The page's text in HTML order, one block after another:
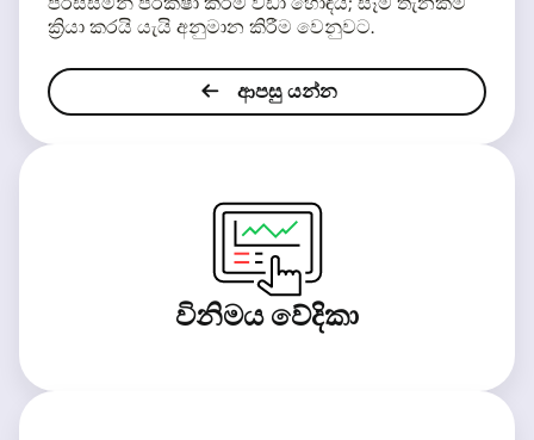
ක්‍රියා කරයි යැයි අනුමාන කිරීම වෙනුවට.
ආපසු යන්න
විනිමය වේදිකා